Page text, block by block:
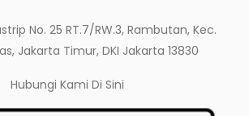
No. 25 RT.7/RW.3, Rambutan, Kec.
Jakarta Timur, DKI Jakarta 13830
Hubungi Kami Di Sini